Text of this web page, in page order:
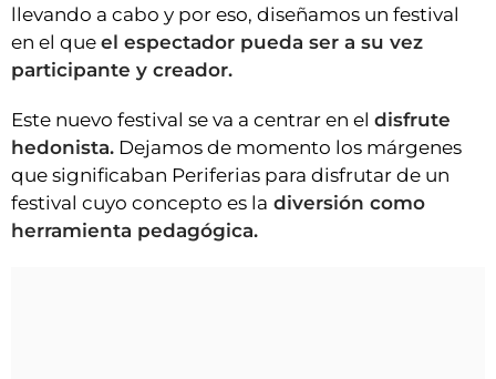
llevando a cabo y por eso, diseñamos un festival
en el que el espectador pueda ser a su vez
participante y creador.
Este nuevo festival se va a centrar en el disfrute
hedonista. Dejamos de momento los márgenes
que significaban Periferias para disfrutar de un
festival cuyo concepto es la diversión como
herramienta pedagógica.